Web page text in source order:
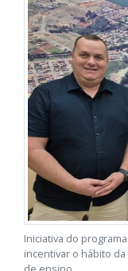
Iniciativa do
incentivar o hábito